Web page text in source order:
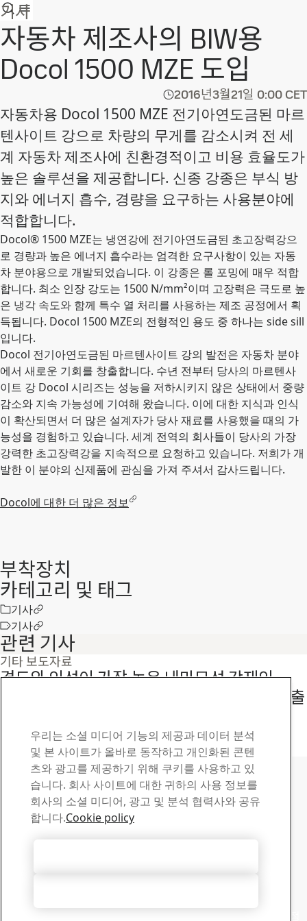
기사
자동차 제조사의 BIW용
Docol 1500 MZE 도입
2016년3월21일 0:00 CET
자동차용 Docol 1500 MZE 전기아연도금된 마르
텐사이트 강으로 차량의 무게를 감소시켜 전 세
계 자동차 제조사에 친환경적이고 비용 효율도가
높은 솔루션을 제공합니다. 신종 강종은 부식 방
지와 에너지 흡수, 경량을 요구하는 사용분야에
적합합니다.
Docol® 1500 MZE는 냉연강에 전기아연도금된 초고장력강으
로 경량과 높은 에너지 흡수라는 엄격한 요구사항이 있는 자동
차 분야용으로 개발되었습니다. 이 강종은 롤 포밍에 매우 적합
합니다. 최소 인장 강도는 1500 N/mm²이며 고장력은 극도로 높
은 냉각 속도와 함께 특수 열 처리를 사용하는 제조 공정에서 획
득됩니다. Docol 1500 MZE의 전형적인 용도 중 하나는 side sill
입니다.
Docol 전기아연도금된 마르텐사이트 강의 발전은 자동차 분야
에서 새로운 기회를 창출합니다. 수년 전부터 당사의 마르텐사
이트 강 Docol 시리즈는 성능을 저하시키지 않은 상태에서 중량
감소와 지속 가능성에 기여해 왔습니다. 이에 대한 지식과 인식
이 확산되면서 더 많은 설계자가 당사 재료를 사용했을 때의 가
능성을 경험하고 있습니다. 세계 전역의 회사들이 당사의 가장
강력한 초고장력강을 지속적으로 요청하고 있습니다. 저희가 개
발한 이 분야의 신제품에 관심을 가져 주셔서 감사드립니다.
Docol에 대한 더 많은 정보
부착장치
카테고리 및 태그
기사
기사
관련 기사
기타 보도자료
경도와 인성이 가장 높은 내마모성 강재인
Hardox® 제품이 출시 50주년을 맞이하여 배출
Hardox
스토리 전체 읽기
SSAB 연락처
연락처
무엇을 도와드릴까요?
다운로드 센터
우리는 소셜 미디어 기능의 제공과 데이터 분석
및 본 사이트가 올바로 동작하고 개인화된 콘텐
츠와 광고를 제공하기 위해 쿠키를 사용하고 있
습니다. 회사 사이트에 대한 귀하의 사용 정보를
회사의 소셜 미디어, 광고 및 분석 협력사와 공유
합니다.Cookie policy